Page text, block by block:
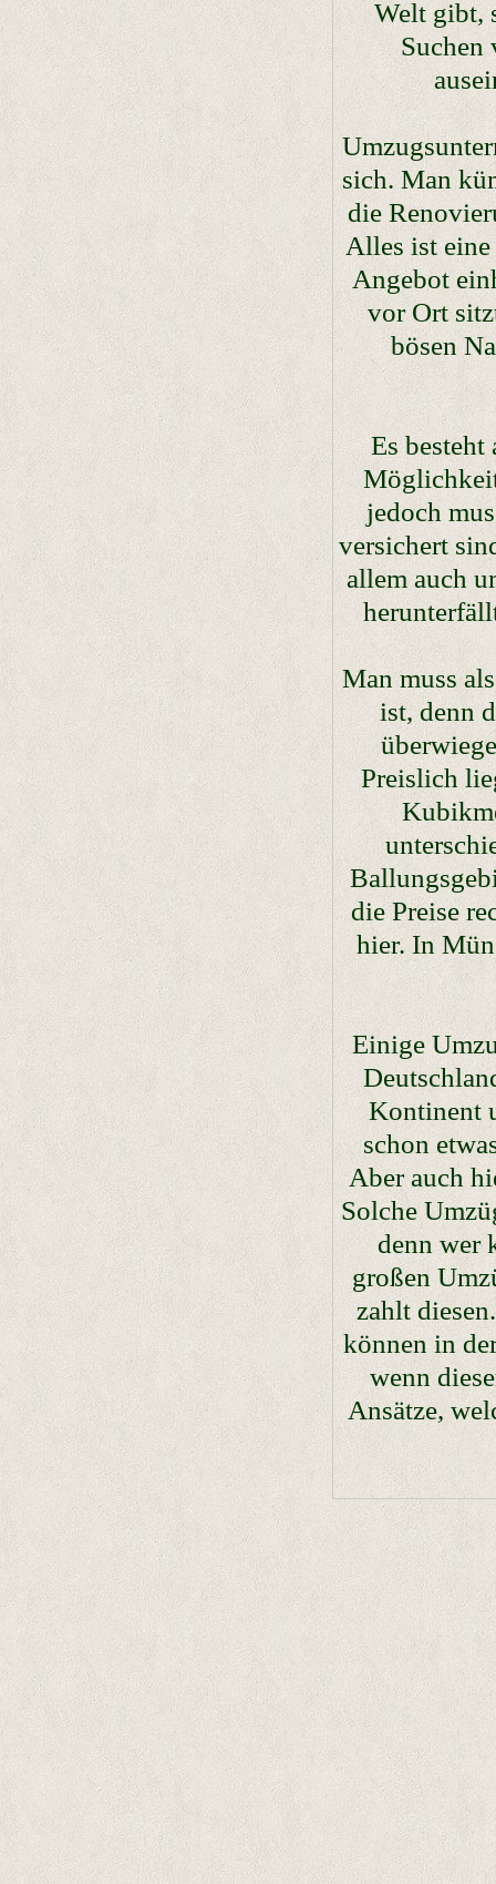
Welt gibt,
Suchen
sich. Man
die
Alles ist
Angebot
vor Ort
bösen
Es
jedoch
versichert
allem auch
Man muss
ist, denn
Preislich
die Preise
hier. In
Einige
Kontinent
schon
Aber auch
Solche
denn wer
großen
zahlt
können in
wenn
Ansätze,